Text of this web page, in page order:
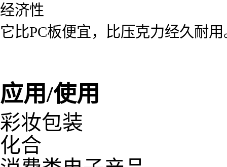
经济性
它比PC板便宜，比压克力经久耐用
应用/使用
彩妆包装
化合